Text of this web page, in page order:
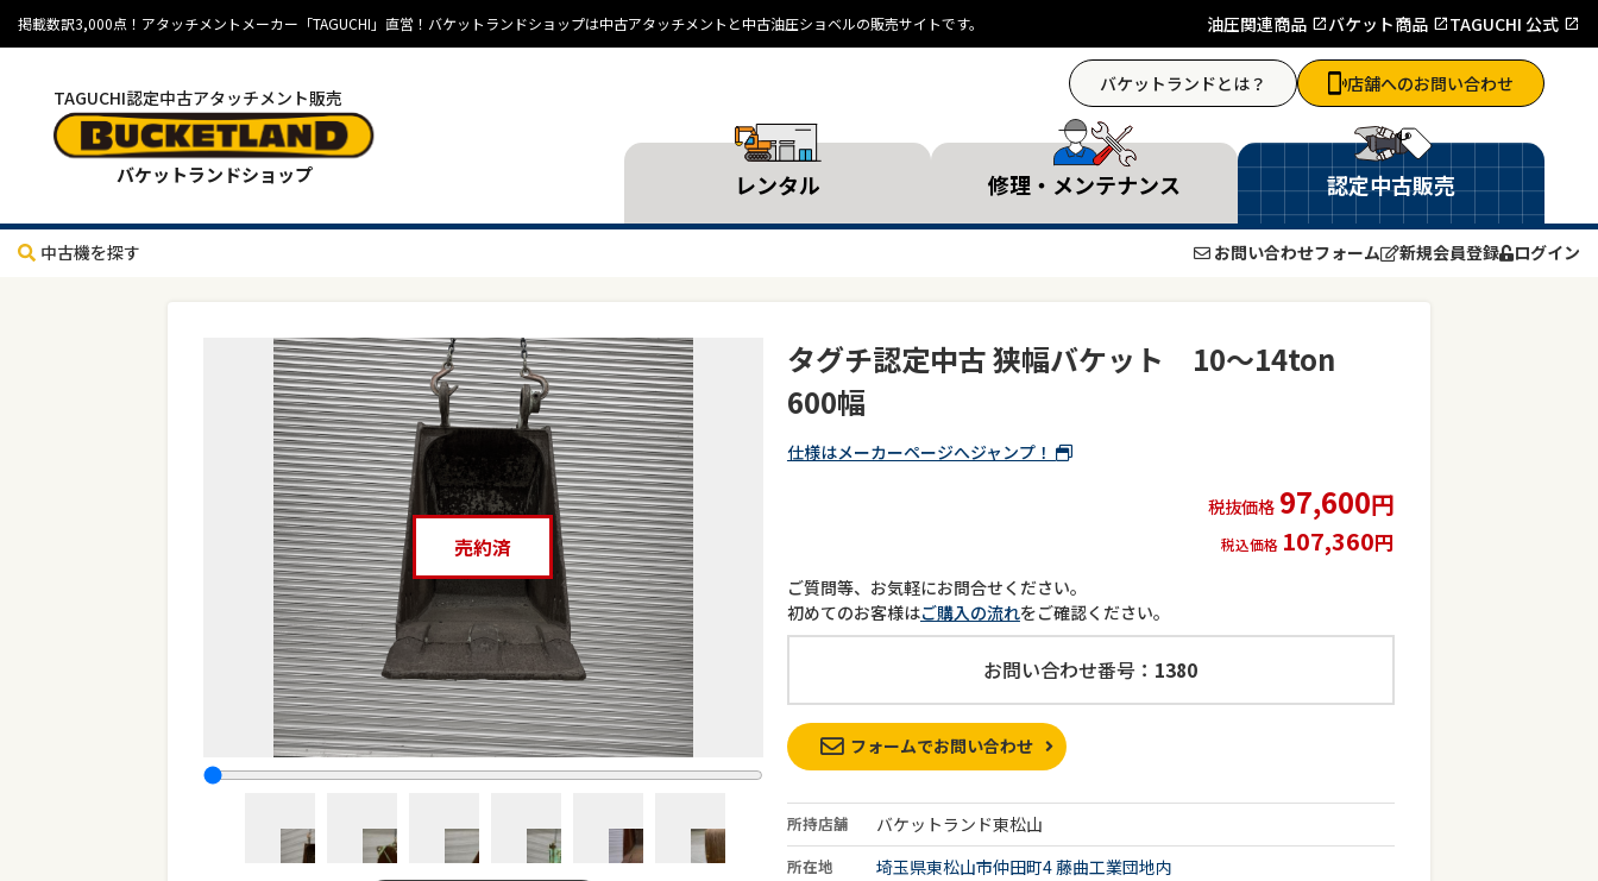
掲載数訳3,000点！アタッチメントメーカー「TAGUCHI」直営！バケットランドショップは中古アタッチメントと中古油圧ショベルの販売サイトです。 油圧関連商品 バケット商品 TAGUCHI 公式
TAGUCHI認定中古アタッチメント販売
バケットランドショップ
バケットランドとは？ 店舗へのお問い合わせ
レンタル 修理・メンテナンス 認定中古販売
中古機を探す お問い合わせフォーム 新規会員登録 ログイン
タグチ認定中古 狭幅バケット 10～14ton
600幅
仕様はメーカーページへジャンプ！
税抜価格 97,600円
税込価格 107,360円
売約済
ご質問等、お気軽にお問合せください。
初めてのお客様はご購入の流れをご確認ください。
お問い合わせ番号： 1380
フォームでお問い合わせ
所持店舗 バケットランド東松山
所在地 埼玉県東松山市仲田町4 藤曲工業団地内